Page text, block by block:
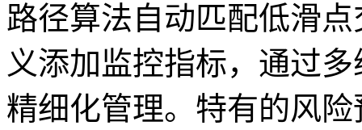
路径算法自动匹配低滑
义添加监控指标，通过
精细化管理。特有的风